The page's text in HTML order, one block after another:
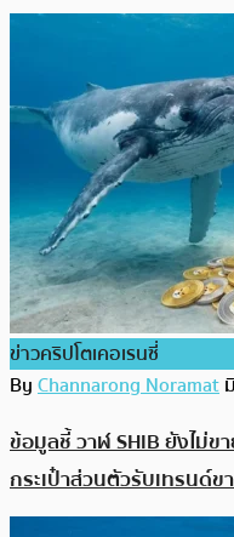
ข่าวคริปโตเคอเรนซี่
ByChannarong Noramat
ข้อมูลชี้ วาฬ SHIB ยังไม่ข
กระเป๋าส่วนตัวรับเทรนด์ข